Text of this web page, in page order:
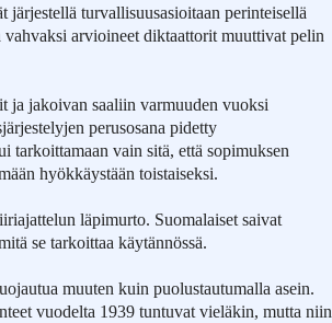
järjestellä turvallisuusasioitaan perinteisellä
vahvaksi arvioineet diktaattorit muuttivat pelin
ja jakoivan saaliin varmuuden vuoksi
perusosana pidetty
tarkoittamaan vain sitä, että sopimuksen
hyökkäystään toistaiseksi.
läpimurto. Suomalaiset saivat
se tarkoittaa käytännössä.
muuten kuin puolustautumalla asein.
vuodelta 1939 tuntuvat vieläkin, mutta niin